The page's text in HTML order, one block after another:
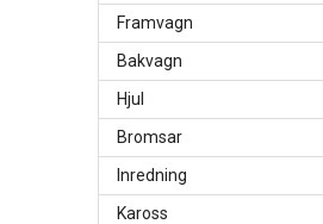
Framvagn
Bakvagn
Hjul
Bromsar
Inredning
Kaross